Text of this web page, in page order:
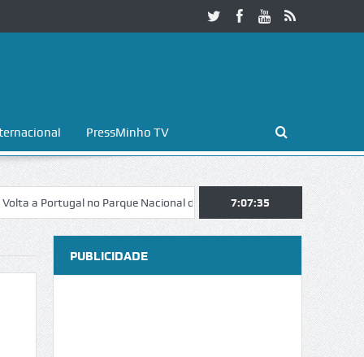
PressMinho TV
no Parque Nacional da Peneda-Gerês Esposende.
7:07:36
PUBLICIDADE